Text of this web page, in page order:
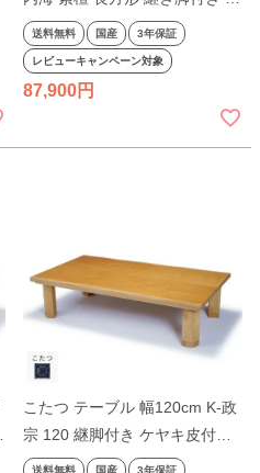
脚 角型 天然木 ナチュラル 和風
和室 モダン 国産 日本製
送料無料 国産 3年保証
レビューキャンペーン対象
87,900
こたつ テーブル 幅120cm K-政
宗 120 継脚付き ケヤキ皮付き
木製 継脚付き 継ぎ脚付き 長方
送料無料 国産 3年保証